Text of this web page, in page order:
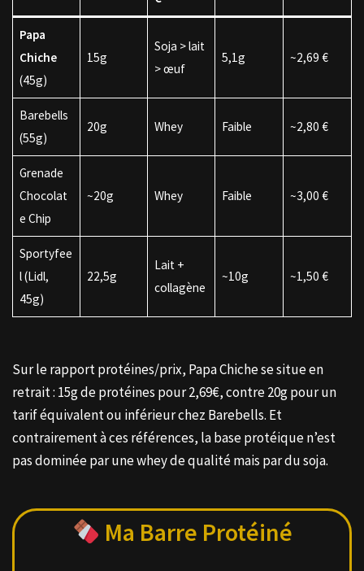
Papa
Chiche
(45g)
15g
Soja > lait
> œuf
5,1g ~2,69 €
Barebells
(55g)
20g Whey Faible ~2,80 €
Grenade
Chocolat
e Chip
~20g Whey Faible ~3,00 €
Sportyfee
l (Lidl,
45g)
22,5g
Lait +
collagène
~10g ~1,50 €
Sur le rapport protéines/prix, Papa Chiche se situe en
retrait : 15g de protéines pour 2,69€, contre 20g pour un
tarif équivalent ou inférieur chez Barebells. Et
contrairement à ces références, la base protéique n’est
pas dominée par une whey de qualité mais par du soja.
Ma Barre Protéiné